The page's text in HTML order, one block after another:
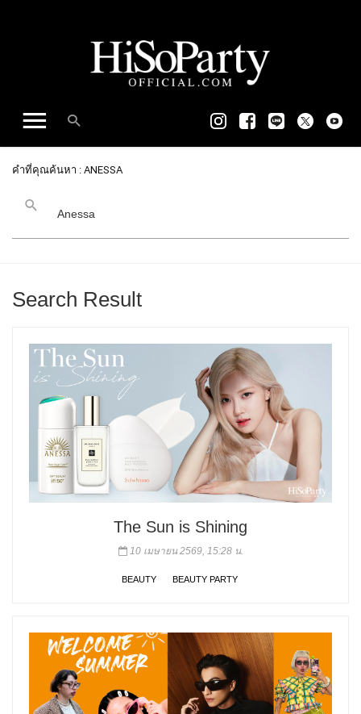
คำที่คุณค้นหา : ANESSA
Search Result
The Sun is Shining
10 เมษายน 2569, 15:28 น.
BEAUTY BEAUTY PARTY